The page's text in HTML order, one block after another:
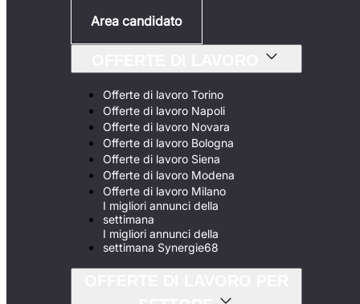
Area candidato
Offerte di lavoro Torino
Offerte di lavoro Napoli
Offerte di lavoro Novara
Offerte di lavoro Bologna
Offerte di lavoro Siena
Offerte di lavoro Modena
Offerte di lavoro Milano
I migliori annunci della
settimana
I migliori annunci della
settimana Synergie68